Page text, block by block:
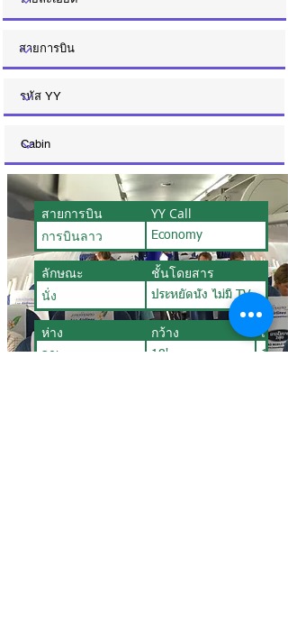
สายการบิน
YY Call
การบินลาว
Economy
ลักษณะ
ชั้นโดยสาร
นั่ง
ประหยัดนั่ง ไม่มี TV
ห่าง กว้าง
เอน
30'
18' 110'